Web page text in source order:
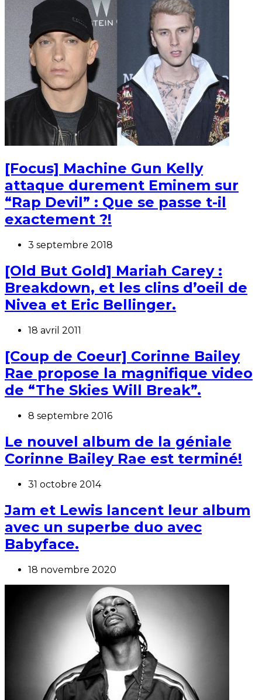
[Focus] Machine Gun Kelly
attaque durement Eminem sur
“Rap Devil” : Que se passe t-il
exactement ?!
3 septembre 2018
[Old But Gold] Mariah Carey :
Breakdown, et les clins d’oeil de
Nivea et Eric Bellinger.
18 avril 2011
[Coup de Coeur] Corinne Bailey
Rae propose la magnifique video
de “The Skies Will Break”.
8 septembre 2016
Le nouvel album de la géniale
Corinne Bailey Rae est terminé!
31 octobre 2014
Jam et Lewis lancent leur album
avec un superbe duo avec
Babyface.
18 novembre 2020